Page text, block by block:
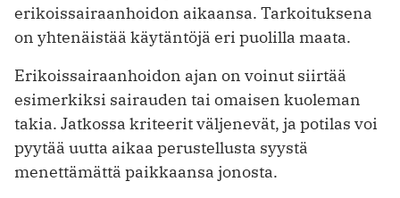
erikoissairaanhoidon ­aikaansa. Tarkoituksena
on yhtenäistää käytäntöjä eri puolilla maata.
Erikoissairaanhoidon ajan on voinut siirtää
esimerkiksi sairauden tai omaisen kuoleman
takia. Jatkossa kriteerit väljenevät, ja potilas voi
pyytää uutta ­aikaa perustellusta syystä
menettämättä paikkaansa jonosta.